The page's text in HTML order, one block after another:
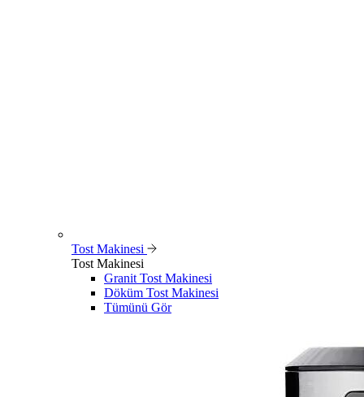
Tost Makinesi
Tost Makinesi
Granit Tost Makinesi
Döküm Tost Makinesi
Tümünü Gör